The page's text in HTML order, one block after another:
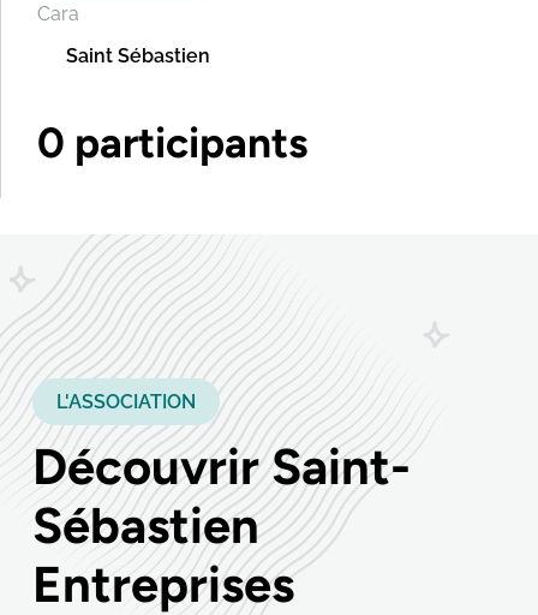
Cara
Saint Sébastien
0 participants
L'ASSOCIATION
Découvrir Saint-
Sébastien
Entreprises